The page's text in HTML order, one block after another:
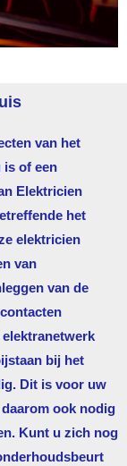
van het
of een
Elektricien
het
elektricien
van
van de
bij het
Dit is voor uw
ook nodig
Kunt u zich nog